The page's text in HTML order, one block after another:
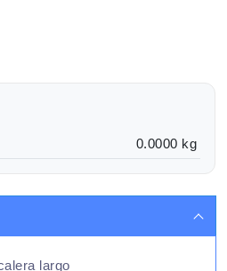
0.0000 kg